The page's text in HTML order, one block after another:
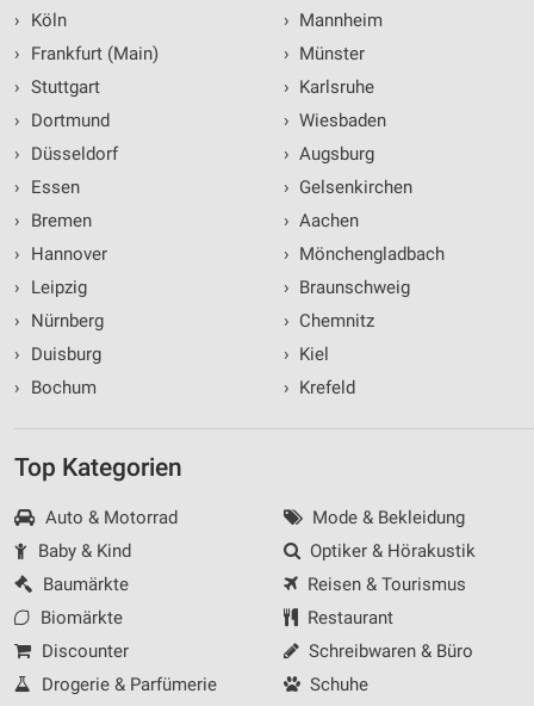
›
Köln
›
Frankfurt (Main)
› Stuttgart
›
Dortmund
›
Düsseldorf
›
Essen
›
Bremen
›
Hannover
›
Leipzig
›
Nürnberg
›
Duisburg
›
Bochum
› Mannheim
› Münster
› Karlsruhe
› Wiesbaden
› Augsburg
› Gelsenkirchen
› Aachen
› Mönchengladbach
› Braunschweig
› Chemnitz
› Kiel
› Krefeld
Top Kategorien
Auto & Motorrad
Baby & Kind
Baumärkte
Biomärkte
Discounter
Drogerie & Parfümerie
Mode & Bekleidung
Optiker & Hörakustik
Reisen & Tourismus
Restaurant
Schreibwaren & Büro
Schuhe